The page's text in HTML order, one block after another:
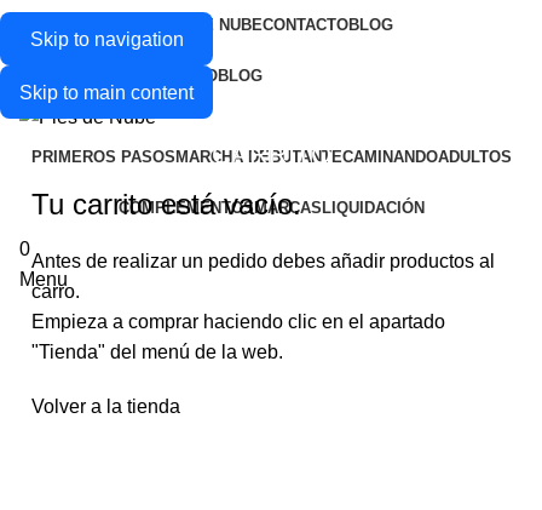
Skip to navigation
Skip to main content
PIES DE NUBECONTACTOBLOG
CONTACTOBLOG
PRIMEROS PASOS MARCHA DEBUTANTECAMINANDOADULTOS
COMPLEMENTOSMARCAS LIQUIDACIÓN
0
Menu
CARRITO
Tu carrito está vacío.
Antes de realizar un pedido debes añadir productos al
carro.
Empieza a comprar haciendo clic en el apartado
"Tienda" del menú de la web.
Volver a la tienda